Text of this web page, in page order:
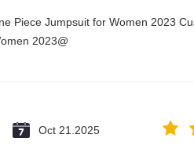
Piece Jumpsuit for Women 2023
2023@
Oct 21.2025